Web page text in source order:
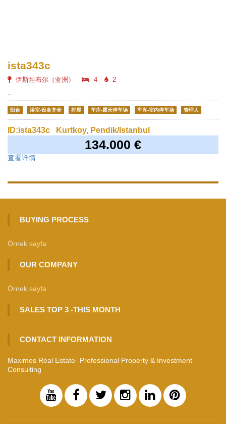
ista343c
伊斯坦布尔（亚洲） 4
2
..
阳台 浴室-设备齐全 排屋 车库-露天停车场 车库-室内停车场 管理人
ID:ista343c Kurtkoy, Pendik/Istanbul
134.000 €
查看详情
BUYING PROCESS
Örnek sayfa
OUR COMPANY
Örnek sayfa
SALES TOP 3 -THIS MONTH
CONTACT INFORMATION
Maximos Real Estate- Professional Property & Investment
Consulting